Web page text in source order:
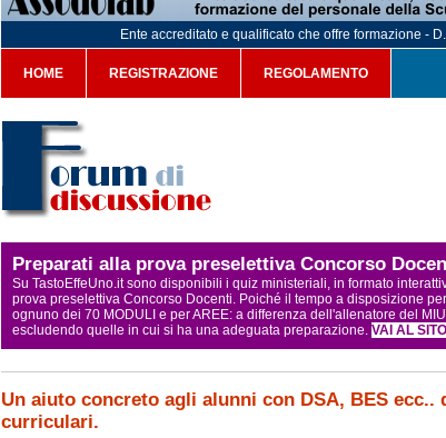
Ente accreditato e qualificato che offre formazione -
HOME REGISTRAZIONE REGOLAMENTO
Preparati alla prova preselettiva Concorso
Su TastoEffeUno.it sono disponibili i quiz ministeriali, in formato
prova preselettiva Concorso Docenti. Poiché il tempo a disposizione
ognuno dei 70 MODULI e per AREE: a differenza dell'allenatore del
escludendo quelle in cui si ha una adeguata preparazione. VAI AL SITO
Un aiuto concreto agli alunni con DSA, BES
curriculari.